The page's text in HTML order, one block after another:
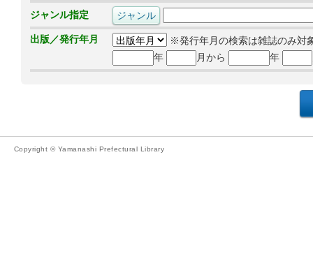
ジャンル指定
出版／発行年月
※発行年月の検索は雑誌のみ対
年
月から 年
Copyright © Yamanashi Prefectural Library